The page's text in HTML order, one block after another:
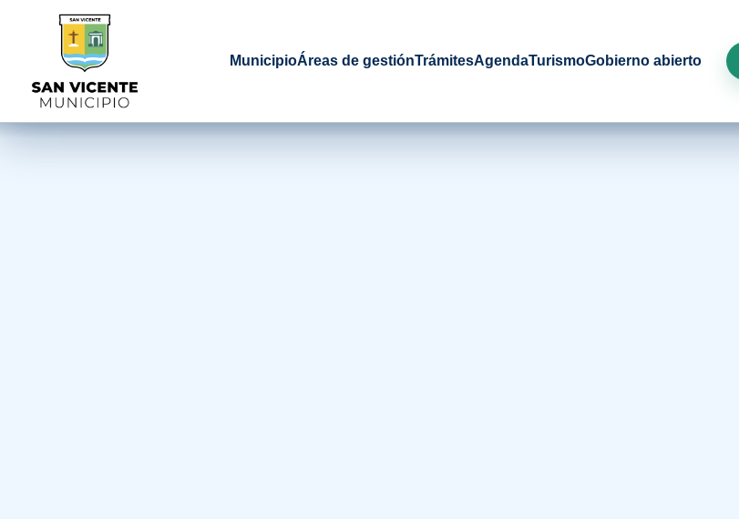
MunicipioÁreas de gestiónTrámitesAgendaTurismoGobierno abierto